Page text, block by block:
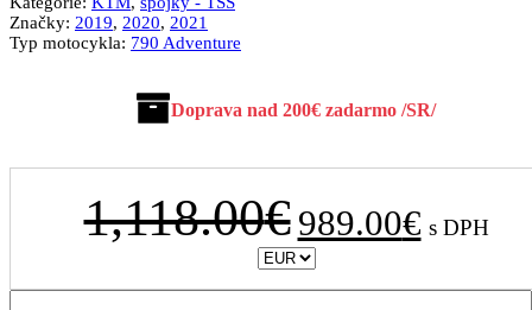
Značky: 2019, 2020, 2021
Typ motocykla: 790 Adventure
Doprava nad 200€ zadarmo /SR/
1,118.00€ cena
bola:
1,118.00€.
989.00€cena
989.00€.
s DPH